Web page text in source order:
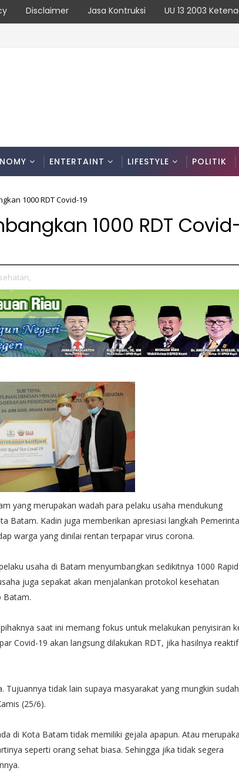
Disclaimer Jasa Kontruksi UU 13 2003
ENTERTAINT LIFESTYLE POLITIK
1000 RDT Covid-19
1000 RDT
yang merupakan wadah para pelaku usaha mendukung
Batam. Kadin juga memberikan apresiasi langkah
warga yang dinilai rentan terpapar virus corona.
usaha di Batam menyumbangkan sedikitnya 1000 Rapid
juga sepakat akan menjalankan protokol kesehatan
Batam.
saat ini memang fokus untuk melakukan penyisiran
Covid-19 akan langsung dilakukan RDT, jika hasilnya reaktif
Tujuannya tidak lain supaya masyarakat yang mungkin sudah
(25/6).
di Kota Batam tidak memiliki gejala apapun. Atau
seperti orang sehat biasa. Sehingga jika tidak segera